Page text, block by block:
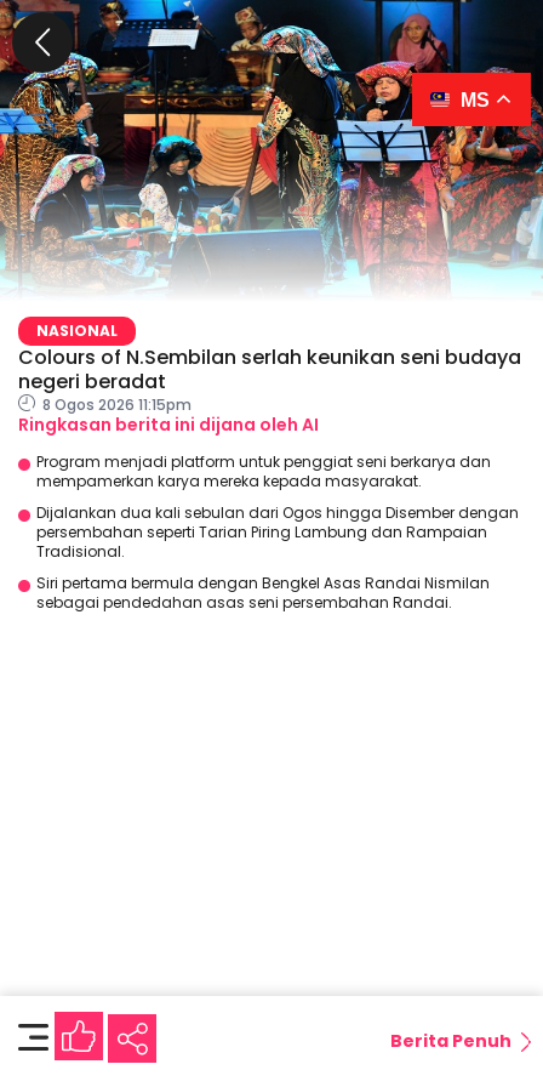
NASIONAL
Colours of N.Sembilan serlah keunikan seni budaya
negeri beradat
8 Ogos 2026 11:15pm
Ringkasan berita ini dijana oleh AI
Program menjadi platform untuk penggiat seni berkarya dan
mempamerkan karya mereka kepada masyarakat.
Dijalankan dua kali sebulan dari Ogos hingga Disember dengan
persembahan seperti Tarian Piring Lambung dan Rampaian
Tradisional.
Siri pertama bermula dengan Bengkel Asas Randai Nismilan
sebagai pendedahan asas seni persembahan Randai.
Berita Penuh
MS